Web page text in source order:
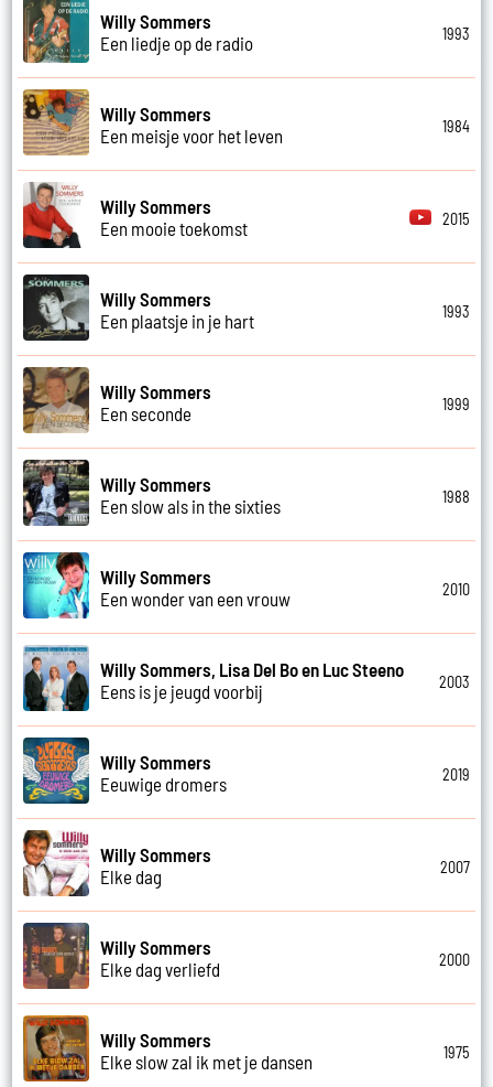
Willy Sommers
Een liedje op de radio
1993
Willy Sommers
Een meisje voor het leven
1984
Willy Sommers
Een mooie toekomst
2015
Willy Sommers
Een plaatsje in je hart
1993
Willy Sommers
Een seconde
1999
Willy Sommers
Een slow als in the sixties
1988
Willy Sommers
Een wonder van een vrouw
2010
Willy Sommers, Lisa Del Bo en Luc Steeno
Eens is je jeugd voorbij
2003
Willy Sommers
Eeuwige dromers
2019
Willy Sommers
Elke dag
2007
Willy Sommers
Elke dag verliefd
2000
Willy Sommers
Elke slow zal ik met je dansen
1975